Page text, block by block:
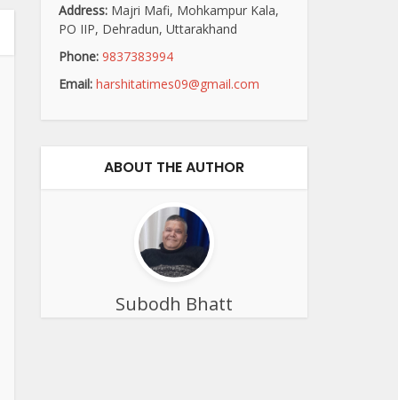
Address: Majri Mafi, Mohkampur Kala,
PO IIP, Dehradun, Uttarakhand
Phone: 9837383994
Email: harshitatimes09@gmail.com
ABOUT THE AUTHOR
Subodh Bhatt